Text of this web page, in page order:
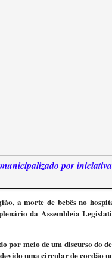
por
a morte de bebês no
da Assembleia
por meio de um discurso do
uma circular de cordão